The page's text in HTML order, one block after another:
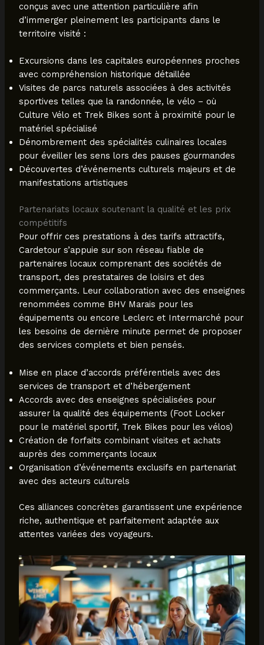
conçus avec une attention particulière afin
d’immerger pleinement les participants dans le
territoire visité :
Excursions dans les capitales européennes proches
avec compréhension historique détaillée
Visites de parcs naturels associées à des activités
sportives telles que la randonnée, le vélo – où
Culture Vélo et Trek Bikes sont à proximité pour le
matériel spécialisé
Dénombrement des spécialités culinaires locales
pour éveiller les sens lors des pauses gourmandes
Découvertes d’événements culturels majeurs et de
manifestations artistiques
Partenariats locaux soutenant la qualité et les prix
compétitifs
Pour offrir ces prestations à des tarifs attractifs,
Cardetour s’appuie sur son réseau fiable de
partenaires locaux comprenant des sociétés de
transport, des prestataires de loisirs et des
commerçants. Leur collaboration avec des enseignes
renommées comme BHV Marais pour les
équipements ou encore Leclerc et Intermarché pour
les besoins de dernière minute permet de proposer
des services complets et bien pensés.
Mise en place d’accords préférentiels avec des
services de transport et d’hébergement
Accords avec des enseignes spécialisées pour
assurer la qualité des équipements (Foot Locker
pour le matériel sportif, Trek Bikes pour les vélos)
Création de forfaits combinant visites et achats
auprès des commerçants locaux
Organisation d’événements exclusifs en partenariat
avec des acteurs culturels
Ces alliances concrètes garantissent une expérience
riche, authentique et parfaitement adaptée aux
attentes variées des voyageurs.